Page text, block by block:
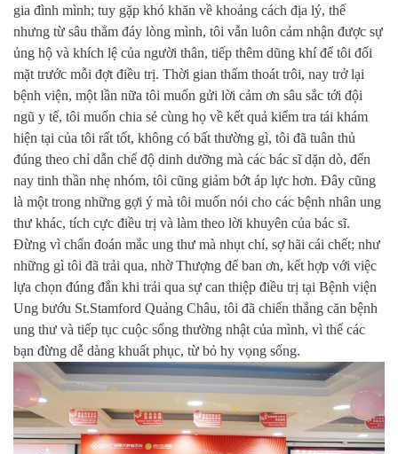
gia đình mình; tuy gặp khó khăn về khoảng cách địa lý, thế
nhưng từ sâu thẳm đáy lòng mình, tôi vẫn luôn cảm nhận được sự
ủng hộ và khích lệ của người thân, tiếp thêm dũng khí để tôi đối
mặt trước mỗi đợt điều trị. Thời gian thấm thoát trôi, nay trở lại
bệnh viện, một lần nữa tôi muốn gửi lời cảm ơn sâu sắc tới đội
ngũ y tế, tôi muốn chia sẻ cùng họ về kết quả kiểm tra tái khám
hiện tại của tôi rất tốt, không có bất thường gì, tôi đã tuân thủ
đúng theo chỉ dẫn chế độ dinh dưỡng mà các bác sĩ dặn dò, đến
nay tinh thần nhẹ nhóm, tôi cũng giảm bớt áp lực hơn. Đây cũng
là một trong những gợi ý mà tôi muốn nói cho các bệnh nhân ung
thư khác, tích cực điều trị và làm theo lời khuyên của bác sĩ.
Đừng vì chẩn đoán mắc ung thư mà nhụt chí, sợ hãi cái chết; như
những gì tôi đã trải qua, nhờ Thượng đế ban ơn, kết hợp với việc
lựa chọn đúng đắn khi trải qua sự can thiệp điều trị tại Bệnh viện
Ung bướu St.Stamford Quảng Châu, tôi đã chiến thắng căn bệnh
ung thư và tiếp tục cuộc sống thường nhật của mình, vì thế các
bạn đừng dễ dàng khuất phục, từ bỏ hy vọng sống.